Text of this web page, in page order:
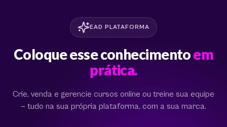
EAD PLATAFORMA
Coloque esse conhecimentoem
prática.
Crie, venda e gerencie cursos online ou treine sua equipe
— tudo na sua própria plataforma, com a sua marca.